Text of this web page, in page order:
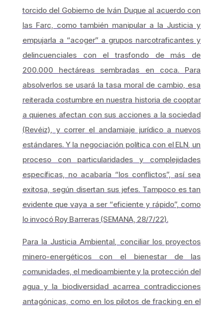
torcido del Gobierno de Iván Duque al acuerdo con
las Farc, como también manipular a la Justicia y
empujarla a “acoger” a grupos narcotraficantes y
delincuenciales con el trasfondo de más de
200.000 hectáreas sembradas en coca. Para
absolverlos se usará la tasa moral de cambio, esa
reiterada costumbre en nuestra historia de cooptar
a quienes afectan con sus acciones a la sociedad
(Revéiz), y correr el andamiaje jurídico a nuevos
estándares. Y la negociación política con el ELN, un
proceso con particularidades y complejidades
específicas, no acabaría “los conflictos”, así sea
exitosa, según disertan sus jefes. Tampoco es tan
evidente que vaya a ser “eficiente y rápido”, como
lo invocó Roy Barreras (SEMANA, 28/7/22).
Para la Justicia Ambiental, conciliar los proyectos
minero-energéticos con el bienestar de las
comunidades, el medioambiente y la protección del
agua y la biodiversidad acarrea contradicciones
antagónicas, como en los pilotos de fracking en el